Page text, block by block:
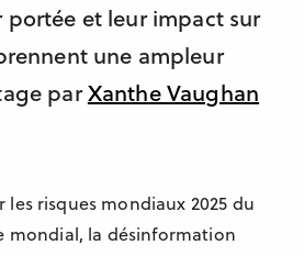
et leur impact sur
une ampleur
parXanthe Vaughan
risques mondiaux 2025 du
mondial, la désinformation